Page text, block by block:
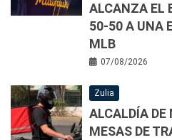
ALCANZA EL
50-50 A UNA
MLB
07/08/2026
Zulia
ALCALDÍA
MESAS DE